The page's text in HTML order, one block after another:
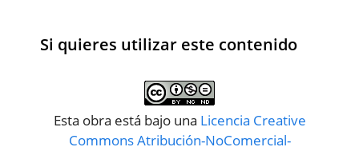
Si quieres utilizar este contenido
Esta obra está bajo una Licencia Creative
Commons Atribución-NoComercial-